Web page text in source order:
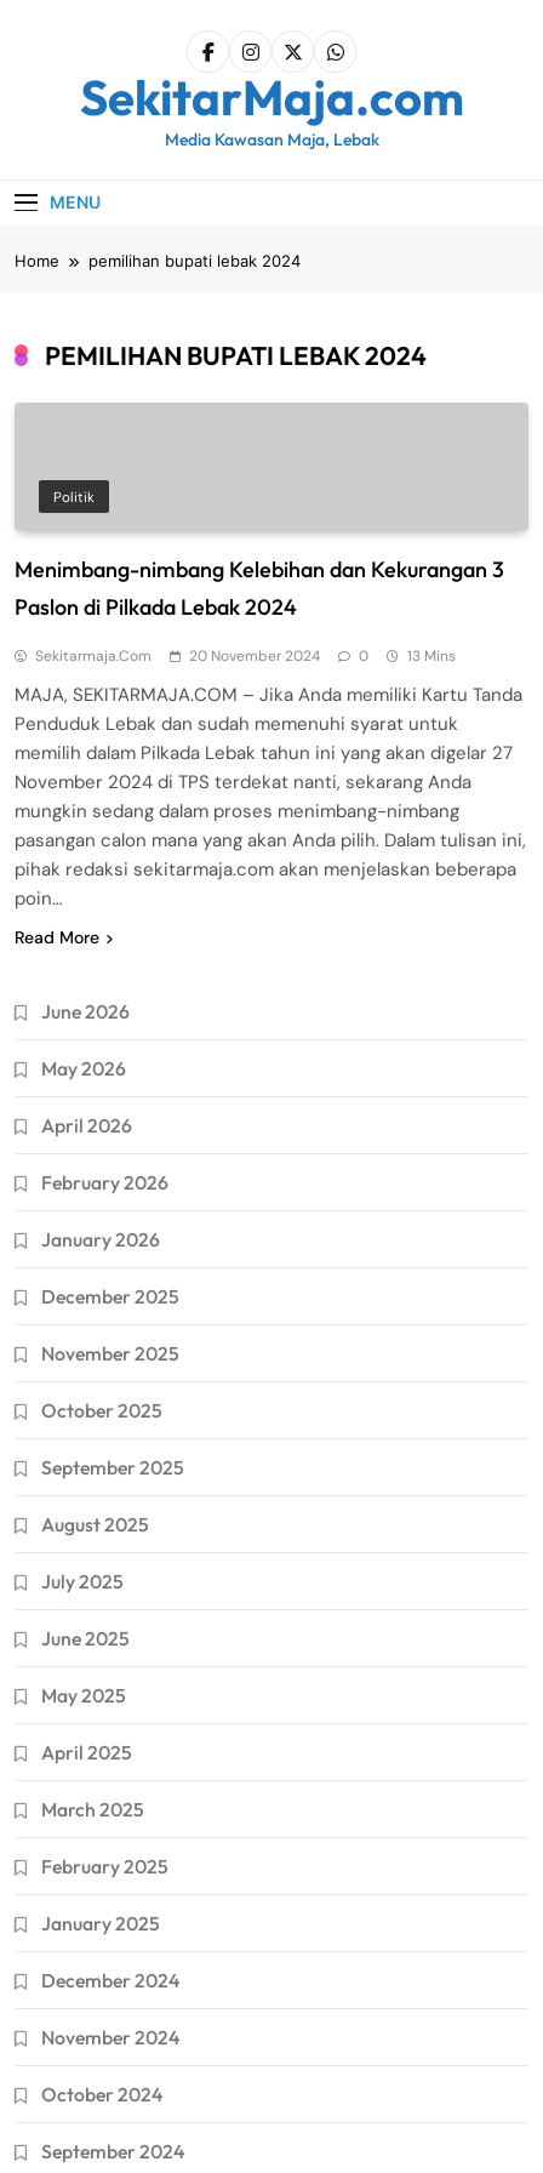
SekitarMaja.com
Media Kawasan Maja, Lebak
MENU
Home pemilihan bupati lebak 2024
PEMILIHAN BUPATI LEBAK 2024
Politik
Menimbang-nimbang Kelebihan dan Kekurangan 3
Paslon di Pilkada Lebak 2024
Sekitarmaja.com 20 November 2024 0 13 Mins
MAJA, SEKITARMAJA.COM – Jika Anda memiliki Kartu Tanda
Penduduk Lebak dan sudah memenuhi syarat untuk
memilih dalam Pilkada Lebak tahun ini yang akan digelar 27
November 2024 di TPS terdekat nanti, sekarang Anda
mungkin sedang dalam proses menimbang-nimbang
pasangan calon mana yang akan Anda pilih. Dalam tulisan ini,
pihak redaksi sekitarmaja.com akan menjelaskan beberapa
poin…
Read More
June 2026
May 2026
April 2026
February 2026
January 2026
December 2025
November 2025
October 2025
September 2025
August 2025
July 2025
June 2025
May 2025
April 2025
March 2025
February 2025
January 2025
December 2024
November 2024
October 2024
September 2024